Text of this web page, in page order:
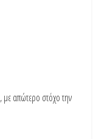
, με απώτερο στόχο την